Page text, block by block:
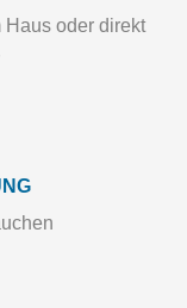
Haus oder direkt